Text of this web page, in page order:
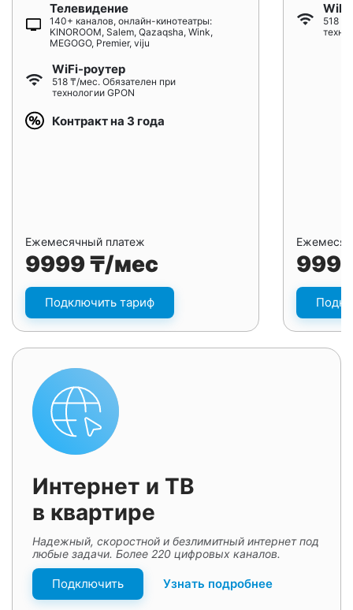
Телевидение
140+ каналов, онлайн-кинотеатры:
KINOROOM, Salem, Qazaqsha, Wink,
MEGOGO, Premier, viju
WiFi-роутер
518 ₸/мес. Обязателен при
технологии GPON
Контракт на 3 года
Ежемесячный платеж
9999 ₸/мес
Подключить тариф
518
Интернет и ТВ
в квартире
Надежный, скоростной и безлимитный интернет под
любые задачи. Более 220 цифровых каналов.
Подключить Узнать подробнее